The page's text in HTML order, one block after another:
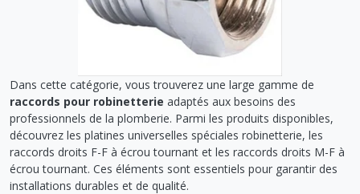
Dans cette catégorie, vous trouverez une large gamme de
raccords pour robinetterie adaptés aux besoins des
professionnels de la plomberie. Parmi les produits disponibles,
découvrez les platines universelles spéciales robinetterie, les
raccords droits F-F à écrou tournant et les raccords droits M-F à
écrou tournant. Ces éléments sont essentiels pour garantir des
installations durables et de qualité.